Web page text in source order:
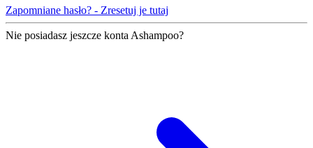
Zapomniane hasło? - Zresetuj je tutaj
Nie posiadasz jeszcze konta Ashampoo?